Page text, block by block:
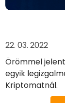
Kapj
Árriasztások
22. 03. 2022
Örömmel
egyik
Kriptomatnál.